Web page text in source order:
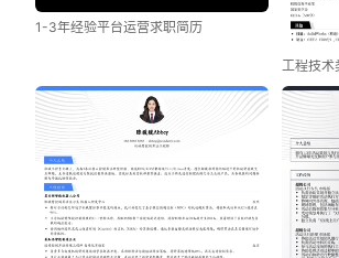
1-3年经验平台运营求职简历
工程技术